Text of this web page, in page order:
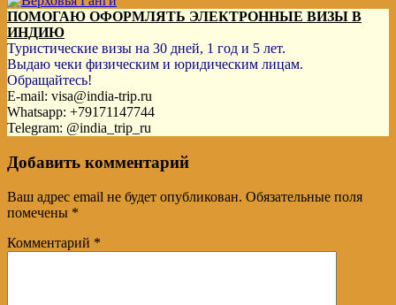
ПОМОГАЮ ОФОРМЛЯТЬ ЭЛЕКТРОННЫЕ ВИЗЫ В
ИНДИЮ
Туристические визы на 30 дней, 1 год и 5 лет.
Выдаю чеки физическим и юридическим лицам.
Обращайтесь!
E-mail: visa@india-trip.ru
Whatsapp: +79171147744
Telegram: @india_trip_ru
Добавить комментарий
Ваш адрес email не будет опубликован. Обязательные поля
помечены *
Комментарий *